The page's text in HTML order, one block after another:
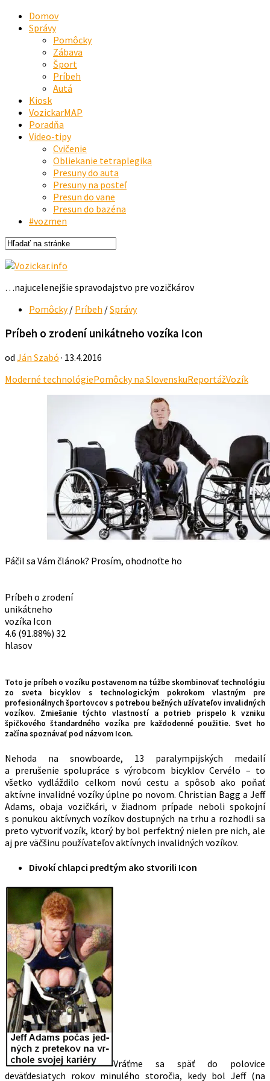
Domov
Správy
Pomôcky
Zábava
Šport
Príbeh
Autá
Kiosk
VozickarMAP
Poradňa
Video-tipy
Cvičenie
Obliekanie tetraplegika
Presuny do auta
Presuny na posteľ
Presun do vane
Presun do bazéna
#vozmen
…najucelenejšie spravodajstvo pre vozičkárov
Pomôcky / Príbeh /Správy
Príbeh o zrodení unikátneho vozíka Icon
od Ján Szabó · 13.4.2016
Moderné technológiePomôcky na SlovenskuReportážVozík
Páčil sa Vám článok? Prosím, ohodnoťte ho
Príbeh o zrodení
unikátneho
vozíka Icon
4.6 (91.88%) 32
hlasov
Toto je príbeh o vozíku postavenom na túžbe skombinovať technológiu
zo sveta bicyklov s technologickým pokrokom vlastným pre
profesionálnych športovcov s potrebou bežných užívateľov invalidných
vozíkov. Zmiešanie týchto vlastností a potrieb prispelo k vzniku
špičkového štandardného vozíka pre každodenné použitie. Svet ho
začína spoznávať pod názvom Icon.
Nehoda na snowboarde, 13 paralympijských medailí
a prerušenie spolupráce s výrobcom bicyklov Cervélo – to
všetko vydláždilo celkom novú cestu a spôsob ako poňať
aktívne invalidné vozíky úplne po novom. Christian Bagg a Jeff
Adams, obaja vozičkári, v žiadnom prípade neboli spokojní
s ponukou aktívnych vozíkov dostupných na trhu a rozhodli sa
preto vytvoriť vozík, ktorý by bol perfektný nielen pre nich, ale
aj pre väčšinu používateľov aktívnych invalidných vozíkov.
Divokí chlapci predtým ako stvorili Icon
Vráťme sa späť do polovice
deväťdesiatych rokov minulého storočia, kedy bol Jeff (na